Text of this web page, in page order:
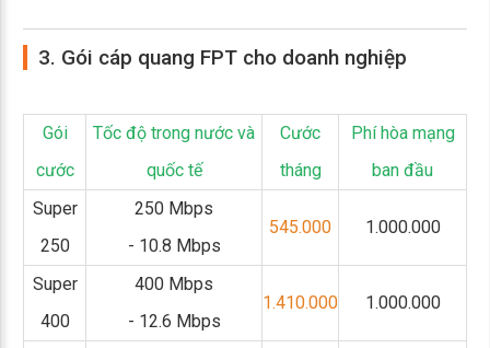
3. Gói cáp quang FPT cho doanh nghiệp
Gói
cước
Tốc độ trong nước và
quốc tế
Cước
tháng
Phí hòa mạng
ban đầu
Super
250
250 Mbps
- 10.8 Mbps
545.000 1.000.000
Super
400
400 Mbps
- 12.6 Mbps
1.410.000 1.000.000